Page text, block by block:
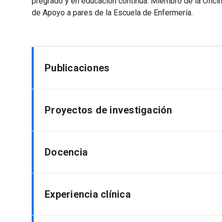
de Apoyo a pares de la Escuela de Enfermería.
Publicaciones
Soto, P., Muñoz Serrano, M., González
educación en enfermería en pandemia:
Revista De Ciencias Médicas, 47(2), 17–24.
Proyectos de investigación
Valenzuela Mujica María Teresa
Alterno), N/A. (Co-Investigador/es)(2021-
competencia cultural, trabajo en equipo,
Docencia
Docente en cursos de pregrado:
Experiencia clínica